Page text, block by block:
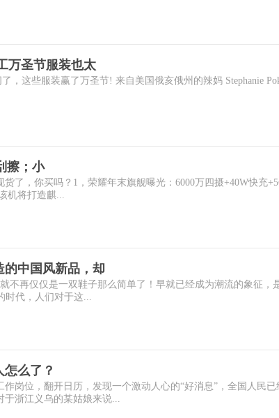
万圣节服装也太
，这些服装赢了万圣节! 来自美国俄亥俄州的辣妈 Stephanie
擦；小
了，你买吗？1，荣耀年末旗舰曝光：6000万四摄+40W快充
机将打造麒...
的中国风新品，却
不再仅仅是一双鞋子那么简单了！早就已经成为潮流的象征，
时代，人们对于这...
么了？
岗位，翻开日历，发现一个激动人心的“好消息”，全国人民已
于浙江义乌的某姑娘来说...